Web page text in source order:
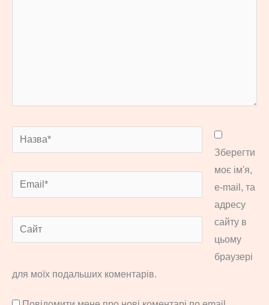
Назва*
Email*
Сайт
Зберегти
моє ім'я,
e-mail, та
адресу
сайту в
цьому
браузері
для моїх подальших коментарів.